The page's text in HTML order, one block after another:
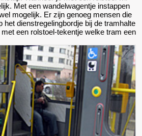
Met een wandelwagentje instappen
mogelijk. Er zijn genoeg mensen die
het dienstregelingbordje bij de tramhalte
een rolstoel-tekentje welke tram een